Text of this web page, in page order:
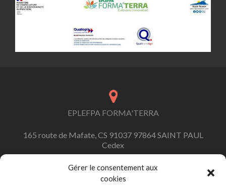
Gérer le consentement aux
cookies
EPLEFPA FORMA'TERRA
165 route de Mafate, CS 91037 97864 SAINT PAUL
Cedex